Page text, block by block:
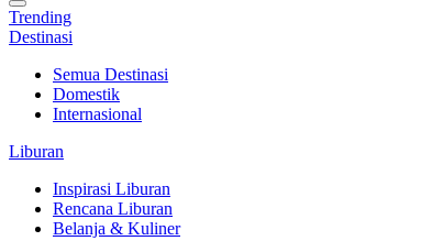
Trending
Destinasi
Semua Destinasi
Domestik
Internasional
Liburan
Inspirasi Liburan
Rencana Liburan
Belanja & Kuliner